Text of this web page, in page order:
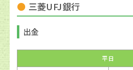
三菱UFJ銀行
出金
平日